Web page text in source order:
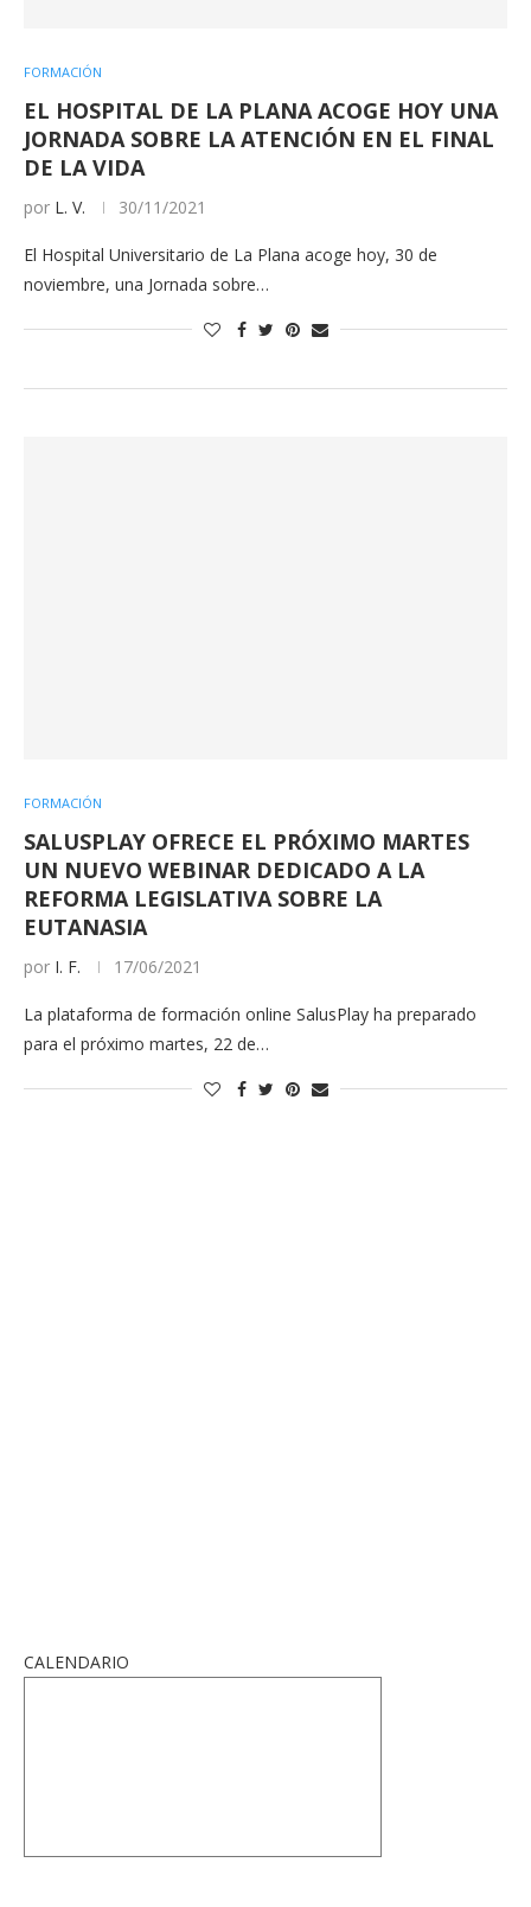
FORMACIÓN
EL HOSPITAL DE LA PLANA ACOGE HOY UNA
JORNADA SOBRE LA ATENCIÓN EN EL FINAL
DE LA VIDA
por L. V. 30/11/2021
El Hospital Universitario de La Plana acoge hoy, 30 de
noviembre, una Jornada sobre…
FORMACIÓN
SALUSPLAY OFRECE EL PRÓXIMO MARTES
UN NUEVO WEBINAR DEDICADO A LA
REFORMA LEGISLATIVA SOBRE LA
EUTANASIA
por I. F. 17/06/2021
La plataforma de formación online SalusPlay ha preparado
para el próximo martes, 22 de…
CALENDARIO